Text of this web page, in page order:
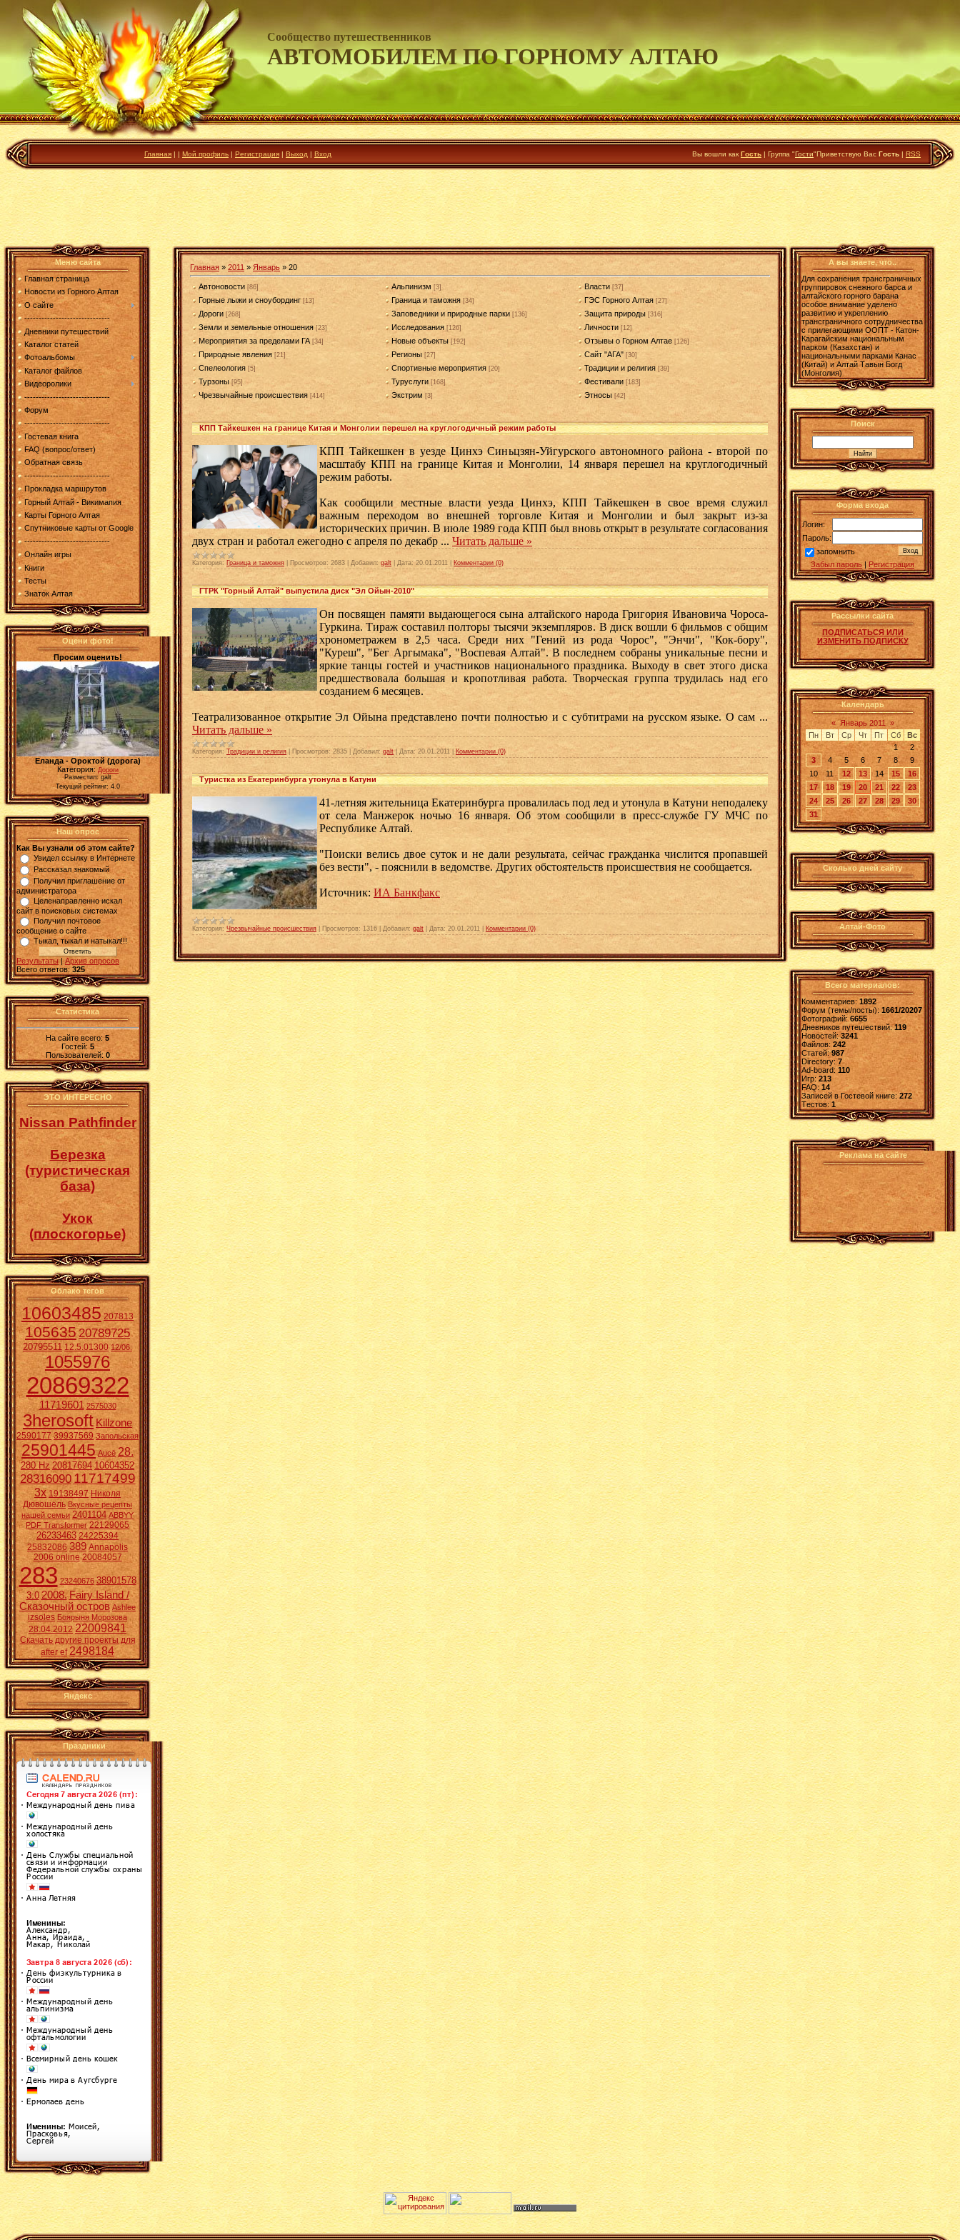
Сообщество путешественников
АВТОМОБИЛЕМ ПО ГОРНОМУ АЛТАЮ
Главная | | Мой профиль | Регистрация | Выход | Вход Вы вошли как Гость | Группа "Гости"Приветствую Вас Гость | RSS
Меню сайта
Главная страница
Новости из Горного Алтая
О сайте
------------------------------
Дневники путешествий
Каталог статей
Фотоальбомы
Каталог файлов
Видеоролики
------------------------------
Форум
------------------------------
Гостевая книга
FAQ (вопрос/ответ)
Обратная связь
------------------------------
Прокладка маршрутов
Горный Алтай - Викимапия
Карты Горного Алтая
Спутниковые карты от Google
------------------------------
Онлайн игры
Книги
Тесты
Знаток Алтая
Оцени фото!
Просим оценить!
Еланда - Ороктой (дорога)
Категория: Дороги
Разместил: galt
Текущий рейтинг: 4.0
Наш опрос
Как Вы узнали об этом сайте?
Увидел ссылку в Интернете
Рассказал знакомый
Получил приглашение от
администратора
Целенаправленно искал
сайт в поисковых системах
Получил почтовое
сообщение о сайте
Тыкал, тыкал и натыкал!!!
Результаты |Архив опросов
Всего ответов: 325
Статистика
На сайте всего:5
Гостей:5
Пользователей: 0
ЭТО ИНТЕРЕСНО
Nissan Pathfinder
Березка
(туристическая
база)
Укок
(плоскогорье)
Облако тегов
10603485 207813
10563520789725
20795511 12.5.01300 12/06.
1055976
20869322
11719601 2575030
3herosoft Killzone
2590177 39937569 Запольская
25901445 Aucē 28.
280 Hz 20817694 10604352
2831609011717499
3x 19138497 Николя
Дювошель Вкусные рецепты
нашей семьи 2401104 ABBYY
PDF Transformer 22129065
26233463 24225394
25832086 389 Annapolis
2006 online 20084057
283 23240676 38901578
3:0 2008. Fairy Island /
Сказочный остров Ashlee
izsoles Боярыня Морозова
28.04.2012 22009841
Скачать другие проекты для
after ef 2498184
Яндекс
Праздники
Главная » 2011 » Январь » 20
Автоновости [86] Альпинизм [3] Власти [37]
Горные лыжи и сноубординг [13] Граница и таможня [34] ГЭС Горного Алтая [27]
Дороги [268] Заповедники и природные парки [136] Защита природы [316]
Земли и земельные отношения [23] Исследования [126] Личности [12]
Мероприятия за пределами ГА [34] Новые объекты [192] Отзывы о Горном Алтае [126]
Природные явления [21] Регионы [27] Сайт "АГА" [30]
Спелеология [5] Спортивные мероприятия [20] Традиции и религия [39]
Турзоны [95] Туруслуги [168] Фестивали [183]
Чрезвычайные происшествия [414] Экстрим [3] Этносы [42]
КПП Тайкешкен на границе Китая и Монголии перешел на круглогодичный режим работы
КПП Тайкешкен в уезде Цинхэ Синьцзян-Уйгурского автономного района - второй по
масштабу КПП на границе Китая и Монголии, 14 января перешел на круглогодичный
режим работы.
Как сообщили местные власти уезда Цинхэ, КПП Тайкешкен в свое время служил
важным переходом во внешней торговле Китая и Монголии и был закрыт из-за
исторических причин. В июле 1989 года КПП был вновь открыт в результате согласования
двух стран и работал ежегодно с апреля по декабр ... Читать дальше »
Категория: Граница и таможня Просмотров: 2683 Добавил: galt Дата: 20.01.2011 Комментарии (0)
ГТРК "Горный Алтай" выпустила диск "Эл Ойын-2010"
Он посвящен памяти выдающегося сына алтайского народа Григория Ивановича Чороса-
Гуркина. Тираж составил полторы тысячи экземпляров. В диск вошли 6 фильмов с общим
хронометражем в 2,5 часа. Среди них "Гений из рода Чорос", "Энчи", "Кок-бору",
"Куреш", "Бег Аргымака", "Воспевая Алтай". В последнем собраны уникальные песни и
яркие танцы гостей и участников национального праздника. Выходу в свет этого диска
предшествовала большая и кропотливая работа. Творческая группа трудилась над его
созданием 6 месяцев.
Театрализованное открытие Эл Ойына представлено почти полностью и с субтитрами на русском языке. О сам ...
Читать дальше »
Категория: Традиции и религия Просмотров: 2835 Добавил: galt Дата: 20.01.2011 Комментарии (0)
Туристка из Екатеринбурга утонула в Катуни
41-летняя жительница Екатеринбурга провалилась под лед и утонула в Катуни неподалеку
от села Манжерок ночью 16 января. Об этом сообщили в пресс-службе ГУ МЧС по
Республике Алтай.
"Поиски велись двое суток и не дали результата, сейчас гражданка числится пропавшей
без вести", - пояснили в ведомстве. Других обстоятельств происшествия не сообщается.
Источник: ИА Банкфакс
Категория: Чрезвычайные происшествия Просмотров: 1316 Добавил: galt Дата: 20.01.2011 Комментарии (0)
А вы знаете, что..
Для сохранения трансграничных
группировок снежного барса и
алтайского горного барана
особое внимание уделено
развитию и укреплению
трансграничного сотрудничества
с прилегающими ООПТ - Катон-
Карагайским национальным
парком (Казахстан) и
национальными парками Канас
(Китай) и Алтай Тавын Богд
(Монголия)
Поиск
Форма входа
Логин:
Пароль:
запомнить
Забыл пароль | Регистрация
Рассылки сайта
ПОДПИСАТЬСЯ ИЛИ
ИЗМЕНИТЬ ПОДПИСКУ
Календарь
« Январь 2011
»
Пн
Вт Ср Чт Пт Сб
Вс
1
2
3
4 5 6 7 8
9
10
11 12 13 14 15
16
17
18 19 20 21 22
23
24
25 26 27 28 29
30
31
Сколько дней сайту
Алтай-Фото
Всего материалов:
Комментариев: 1892
Форум (темы/посты):1661/20207
Фотографий:6655
Дневников путешествий:119
Новостей:3241
Файлов: 242
Статей:987
Directory: 7
Ad-board:110
Игр: 213
FAQ:14
Записей в Гостевой книге:272
Tестов: 1
Реклама на сайте